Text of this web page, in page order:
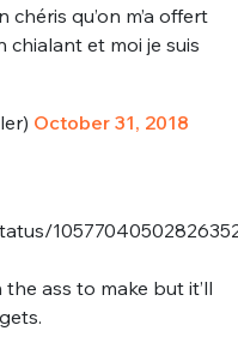
qu’on m’a offert
chialant et moi je suis
October 31, 2018
ass to make but it’ll